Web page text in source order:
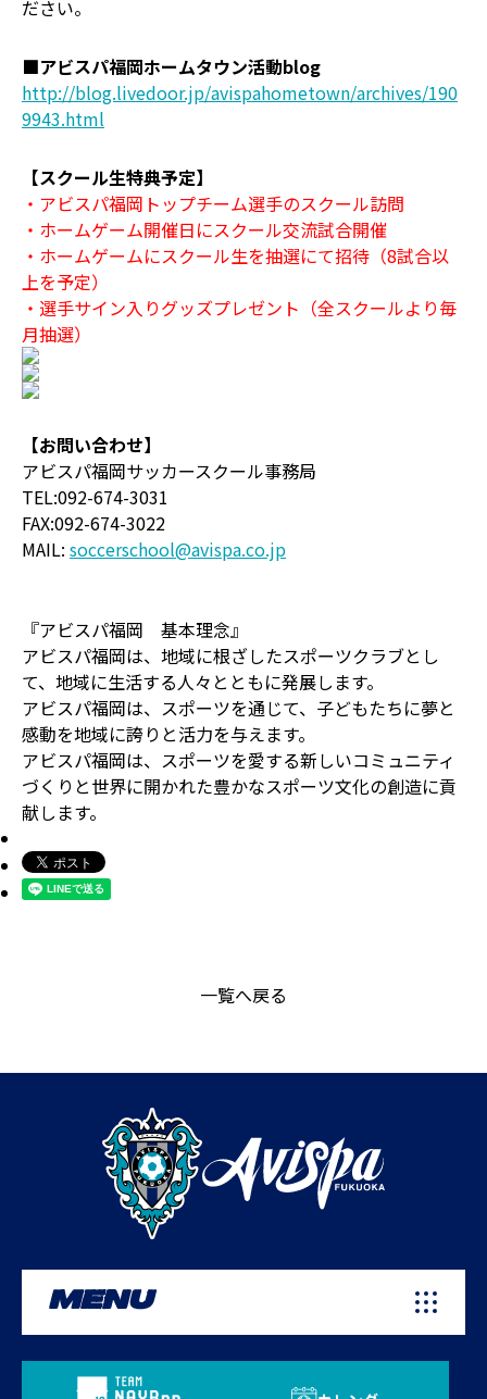
ださい。
■アビスパ福岡ホームタウン活動blog
http://blog.livedoor.jp/avispahometown/archives/190
9943.html
【スクール生特典予定】
・アビスパ福岡トップチーム選手のスクール訪問
・ホームゲーム開催日にスクール交流試合開催
・ホームゲームにスクール生を抽選にて招待（8試合以
上を予定）
・選手サイン入りグッズプレゼント（全スクールより毎
月抽選）
【お問い合わせ】
アビスパ福岡サッカースクール事務局
TEL:092-674-3031
FAX:092-674-3022
MAIL: soccerschool@avispa.co.jp
『アビスパ福岡 基本理念』
アビスパ福岡は、地域に根ざしたスポーツクラブとし
て、地域に生活する人々とともに発展します。
アビスパ福岡は、スポーツを通じて、子どもたちに夢と
感動を地域に誇りと活力を与えます。
アビスパ福岡は、スポーツを愛する新しいコミュニティ
づくりと世界に開かれた豊かなスポーツ文化の創造に貢
献します。
一覧へ戻る
MENU